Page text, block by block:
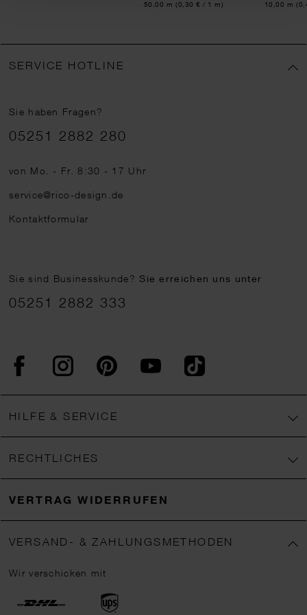
Inhalt:
50,00 m (0,30 € / 1 m) Inhalt:
10,00 m
SERVICE HOTLINE
Sie haben Fragen?
Telefonnummer
05251 2882 280
von Mo. - Fr. 8:30 - 17 Uhr
service@rico-design.de
Kontaktformular
Sie sind Businesskunde?Sie erreichen uns unter
05251 2882 333
FacebookInstagram PinterestYouTubeTikTok
HILFE & SERVICE
RECHTLICHES
VERTRAG WIDERRUFEN
VERSAND- & ZAHLUNGSMETHODEN
Wir verschicken mit